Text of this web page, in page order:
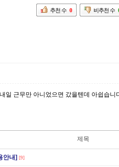
추천 수 0 비추천 수
일 근무만 아니었으면 갔을텐데 아쉽습니
제목
안내] [9]